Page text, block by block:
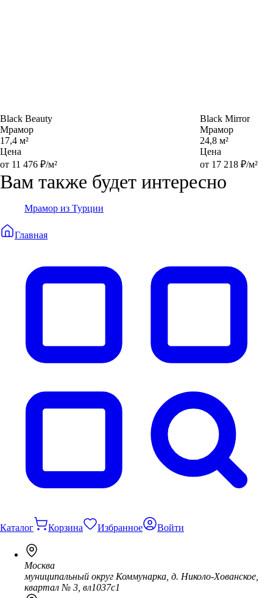
Black Beauty
Мрамор
17,4 м²
Цена
от 11 476 ₽/м²
Black Mirror
Мрамор
24,8 м²
Цена
от 17 218 ₽/м²
Вам также будет интересно
Мрамор из Турции
Главная
Каталог Корзина Избранное Войти
Москва
муниципальный округ Коммунарка, д. Николо-Хованское,
квартал № 3, вл1037с1